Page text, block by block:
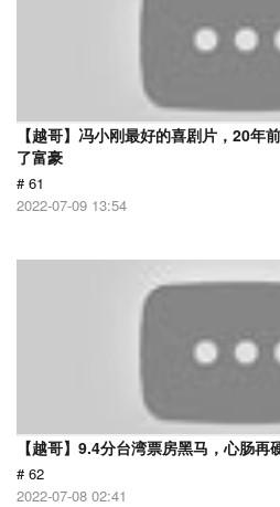
【越哥】冯小刚最好的喜剧片，20年
了富豪
# 61
2022-07-09 13:54
【越哥】9.4分台湾票房黑马，心肠再
# 62
2022-07-08 02:41